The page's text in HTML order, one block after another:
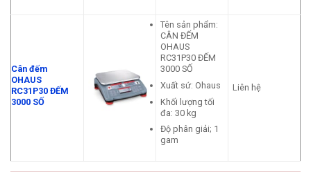
Cân đếm
OHAUS
RC31P30 ĐẾM
3000 SỐ
Tên sản phẩm:
CÂN ĐẾM
OHAUS
RC31P30 ĐẾM
3000 SỐ
Xuất sứ: Ohaus
Khối lượng tối
đa: 30 kg
Độ phân giải; 1
gam
Liên hệ